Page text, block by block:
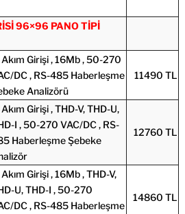
96×96 PANO TİPİ
Girişi , 16Mb , 50-270
DC , RS-485 Haberleşme
Analizörü
11490 TL
Girişi , THD-V, THD-U,
I , 50-270 VAC/DC , RS-
Haberleşme Şebeke
12760 TL
Girişi , 16Mb , THD-V,
U, THD-I , 50-270
DC , RS-485 Haberleşme
14860 TL